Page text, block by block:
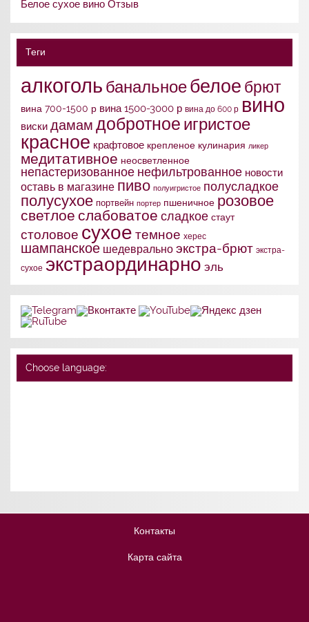
Белое сухое вино Отзыв
Теги
алкоголь банальноебелое брют
вина 700-1500 р вина 1500-3000 р вина до 600 р вино
виски дамам добротное игристое
красное крафтовое крепленое кулинария ликер
медитативное неосветленное
непастеризованное нефильтрованное новости
оставь в магазине пиво полуигристое полусладкое
полусухое портвейн портер пшеничное розовое
светлое слабоватое сладкое стаут
столовое сухое темное херес
шампанское шедеврально экстра-брют экстра-
сухое экстраординарно эль
Choose language:
Контакты
Карта сайта